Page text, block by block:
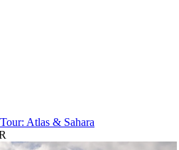
Atlas & Sahara